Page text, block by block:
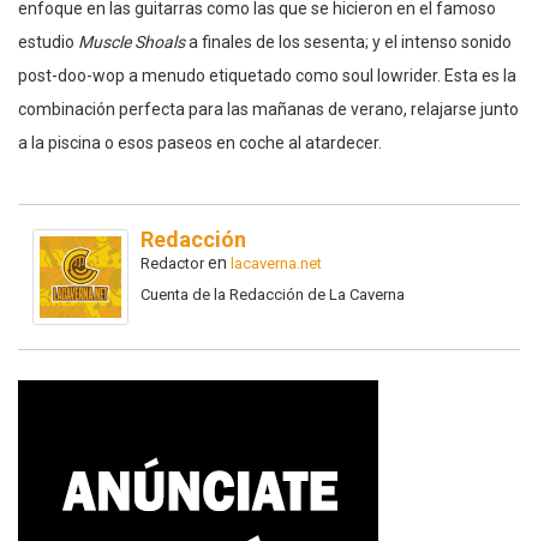
enfoque en las guitarras como las que se hicieron en el famoso
estudio Muscle Shoalsa finales de los sesenta; y el intenso sonido
post-doo-wop a menudo etiquetado como soul lowrider. Esta es la
combinación perfecta para las mañanas de verano, relajarse junto
a la piscina o esos paseos en coche al atardecer.
Redacción
Redactoren lacaverna.net
Cuenta de la Redacción de La Caverna